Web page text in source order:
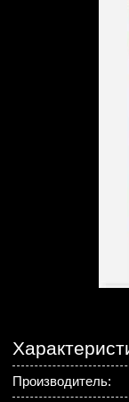
Производитель: